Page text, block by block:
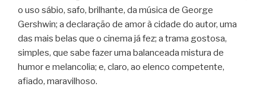
o uso sábio, safo, brilhante, da música de George
Gershwin; a declaração de amor à cidade do autor, uma
das mais belas que o cinema já fez; a trama gostosa,
simples, que sabe fazer uma balanceada mistura de
humor e melancolia; e, claro, ao elenco competente,
afiado, maravilhoso.